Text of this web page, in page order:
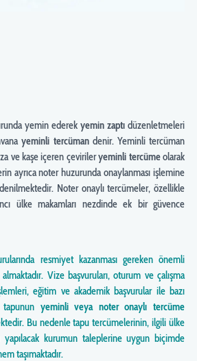
yemin ederekyemin zaptı düzenletmeleri
yeminli tercümandenir. Yeminli tercüman
ve kaşe içeren çevirileryeminli tercümeolarak
ayrıca noter huzurunda onaylanması işlemine
denilmektedir. Noter onaylı tercümeler, özellikle
ülke makamları nezdinde ek bir güvence
resmiyet kazanması gereken önemli
Vize başvuruları, oturum ve çalışma
eğitim ve akademik başvurular ile bazı
yeminli veya noter onaylı tercüme
Bu nedenle tapu tercümelerinin, ilgili ülke
yapılacak kurumun taleplerine uygun biçimde
taşımaktadır.